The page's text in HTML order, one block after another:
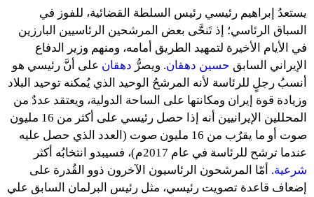
يستعدُ إبراهيم رئيسي رئيس السلطة القضائية، للفوز في
السباق الرئاسي؛ إذ تَنحَّى بعض المرشحين الرئاسيين البارزين
في الأيام الأخيرة لتمهيد الطريق أمامه، ومنهم وزير الدفاع
الإيراني السابق حسين دهقان. ويصرُّ دهقان على أنَّ رئيسي هو
أنسبُ رجلٍ للرئاسة لأنه المرشحُ الوحيد الذي يُمكنه توحيد البلاد
وزيادة قوة إيران ومكانتها على الساحة الدولية، ويعتقد عددٌ من
المحللين الإيرانيين أنه إذا حصل رئيسي على أكثر من 16 مليون
صوت أو ما يقرُب من 16 مليون صوت (العدد الذي حصل عليه
عندما ترشح للرئاسة في عام 2017م)، فسيبدو انتخابُه أكثر
شرعية. أمّا المرشحون الرئاسيون الآخرون ذوو القُدرة على
إضعاف قاعدة تصويت رئيسي، مثل رئيس البرلمان السابق علي